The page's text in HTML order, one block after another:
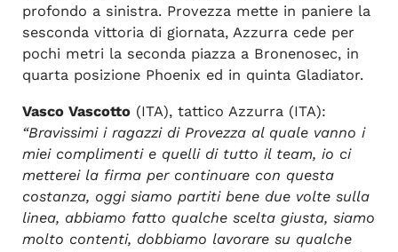
profondo a sinistra. Provezza mette in paniere la
sesconda vittoria di giornata, Azzurra cede per
pochi metri la seconda piazza a Bronenosec, in
quarta posizione Phoenix ed in quinta Gladiator.
Vasco Vascotto(ITA), tattico Azzurra (ITA):
“Bravissimi i ragazzi di Provezza al quale vanno i
miei complimenti e quelli di tutto il team, io ci
metterei la firma per continuare con questa
costanza, oggi siamo partiti bene due volte sulla
linea, abbiamo fatto qualche scelta giusta, siamo
molto contenti, dobbiamo lavorare su qualche